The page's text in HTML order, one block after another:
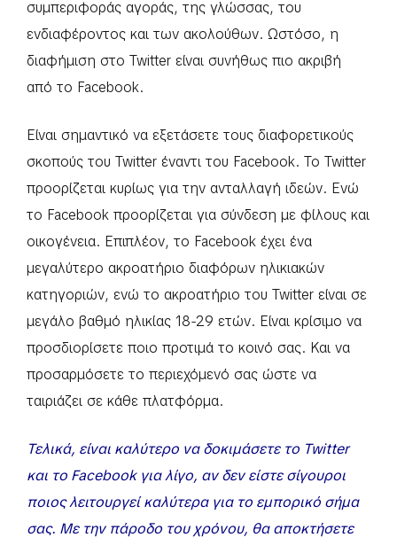
συμπεριφοράς αγοράς, της γλώσσας, του
ενδιαφέροντος και των ακολούθων. Ωστόσο, η
διαφήμιση στο Twitter είναι συνήθως πιο ακριβή
από το Facebook.
Είναι σημαντικό να εξετάσετε τους διαφορετικούς
σκοπούς του Twitter έναντι του Facebook. Το Twitter
προορίζεται κυρίως για την ανταλλαγή ιδεών. Ενώ
το Facebook προορίζεται για σύνδεση με φίλους και
οικογένεια. Επιπλέον, το Facebook έχει ένα
μεγαλύτερο ακροατήριο διαφόρων ηλικιακών
κατηγοριών, ενώ το ακροατήριο του Twitter είναι σε
μεγάλο βαθμό ηλικίας 18-29 ετών. Είναι κρίσιμο να
προσδιορίσετε ποιο προτιμά το κοινό σας. Και να
προσαρμόσετε το περιεχόμενό σας ώστε να
ταιριάζει σε κάθε πλατφόρμα.
Τελικά, είναι καλύτερο να δοκιμάσετε το Twitter
και το Facebook για λίγο, αν δεν είστε σίγουροι
ποιος λειτουργεί καλύτερα για το εμπορικό σήμα
σας. Με την πάροδο του χρόνου, θα αποκτήσετε